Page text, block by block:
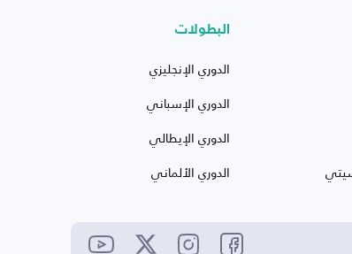
البطولات
الدوري الإنجليزي
الدوري الإسباني
الدوري الإيطالي
الدوري الألماني